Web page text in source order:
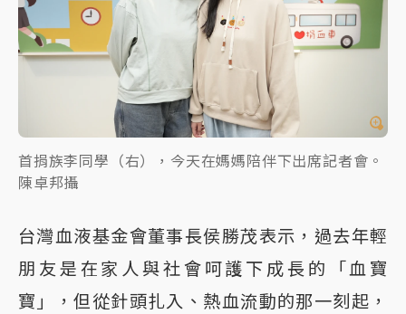
首捐族李同學（右），今天在媽媽陪伴下出席記者會。
陳卓邦攝
台灣血液基金會董事長侯勝茂表示，過去年輕
朋友是在家人與社會呵護下成長的「血寶
寶」，但從針頭扎入、熱血流動的那一刻起，